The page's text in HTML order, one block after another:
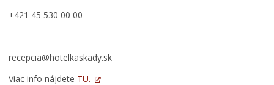
+421 45 530 00 00
recepcia@hotelkaskady.sk
Viac info nájdete TU.